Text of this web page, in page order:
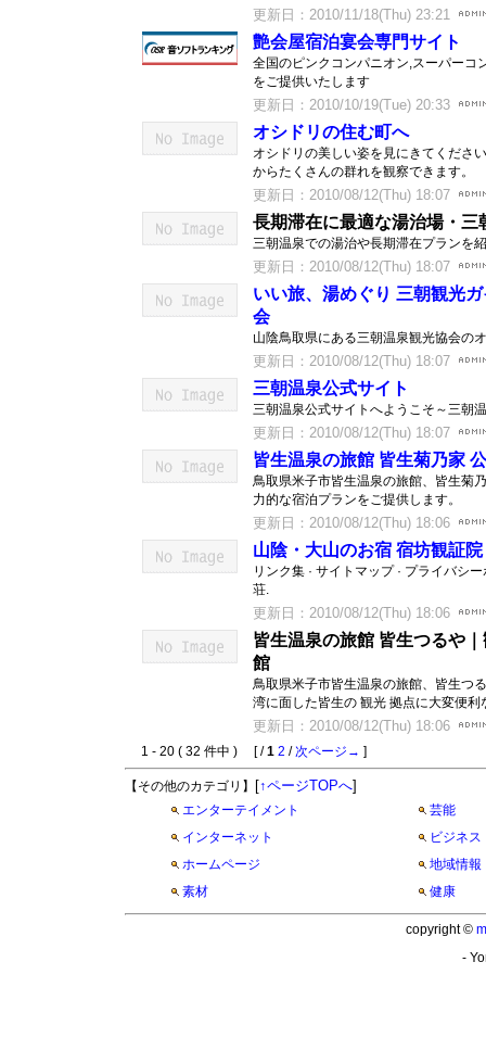
更新日：2010/11/18(Thu) 23:21
艶会屋宿泊宴会専門サイト
全国のピンクコンパニオン,スーパーコ
をご提供いたします
更新日：2010/10/19(Tue) 20:33
オシドリの住む町へ
オシドリの美しい姿を見にきてくださ
からたくさんの群れを観察できます。
更新日：2010/08/12(Thu) 18:07
長期滞在に最適な湯治場・三
三朝温泉での湯治や長期滞在プランを
更新日：2010/08/12(Thu) 18:07
いい旅、湯めぐり 三朝観光
会
山陰鳥取県にある三朝温泉観光協会の
更新日：2010/08/12(Thu) 18:07
三朝温泉公式サイト
三朝温泉公式サイトへようこそ～三朝
更新日：2010/08/12(Thu) 18:07
皆生温泉の旅館 皆生菊乃家
鳥取県米子市皆生温泉の旅館、皆生菊
力的な宿泊プランをご提供します。
更新日：2010/08/12(Thu) 18:06
山陰・大山のお宿 宿坊観証
リンク集 · サイトマップ · プライバシ
荘.
更新日：2010/08/12(Thu) 18:06
皆生温泉の旅館 皆生つるや
館
鳥取県米子市皆生温泉の旅館、皆生つ
湾に面した皆生の 観光 拠点に大変便利
更新日：2010/08/12(Thu) 18:06
1 - 20 ( 32 件中 ) [ /1 2 / 次ページ→ ]
【その他のカテゴリ】 [↑ページTOPへ]
エンターテイメント
芸能
インターネット
ビジネス
ホームページ
地域情報
素材
健康
copyright ©
-